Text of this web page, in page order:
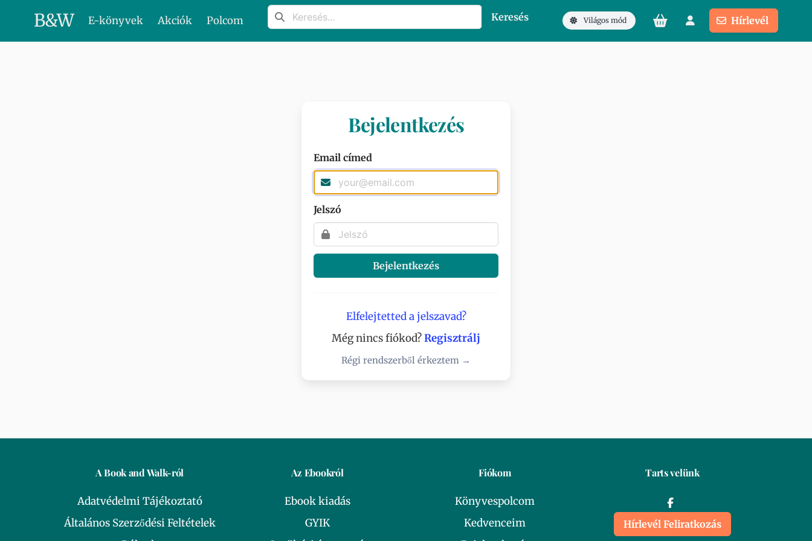
B&W E-könyvek Akciók Polcom Keresés Világos mód Hírlevél
Bejelentkezés
Email címed
Jelszó
Bejelentkezés
Elfelejtetted a jelszavad?
Még nincs fiókod?Regisztrálj
Régi rendszerből érkeztem →
A Book and Walk-ról
Adatvédelmi Tájékoztató
Általános Szerződési Feltételek
Az Ebookról
Ebook kiadás
GYIK
Fiókom
Könyvespolcom
Kedvenceim
Tarts velünk
Hírlevél Feliratkozás